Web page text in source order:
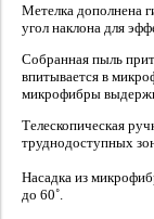
Метелка дополнена
угол наклона для
Собранная пыль
впитывается в
микрофибры
Телескопическая
труднодоступных
Насадка из
до 60˚.